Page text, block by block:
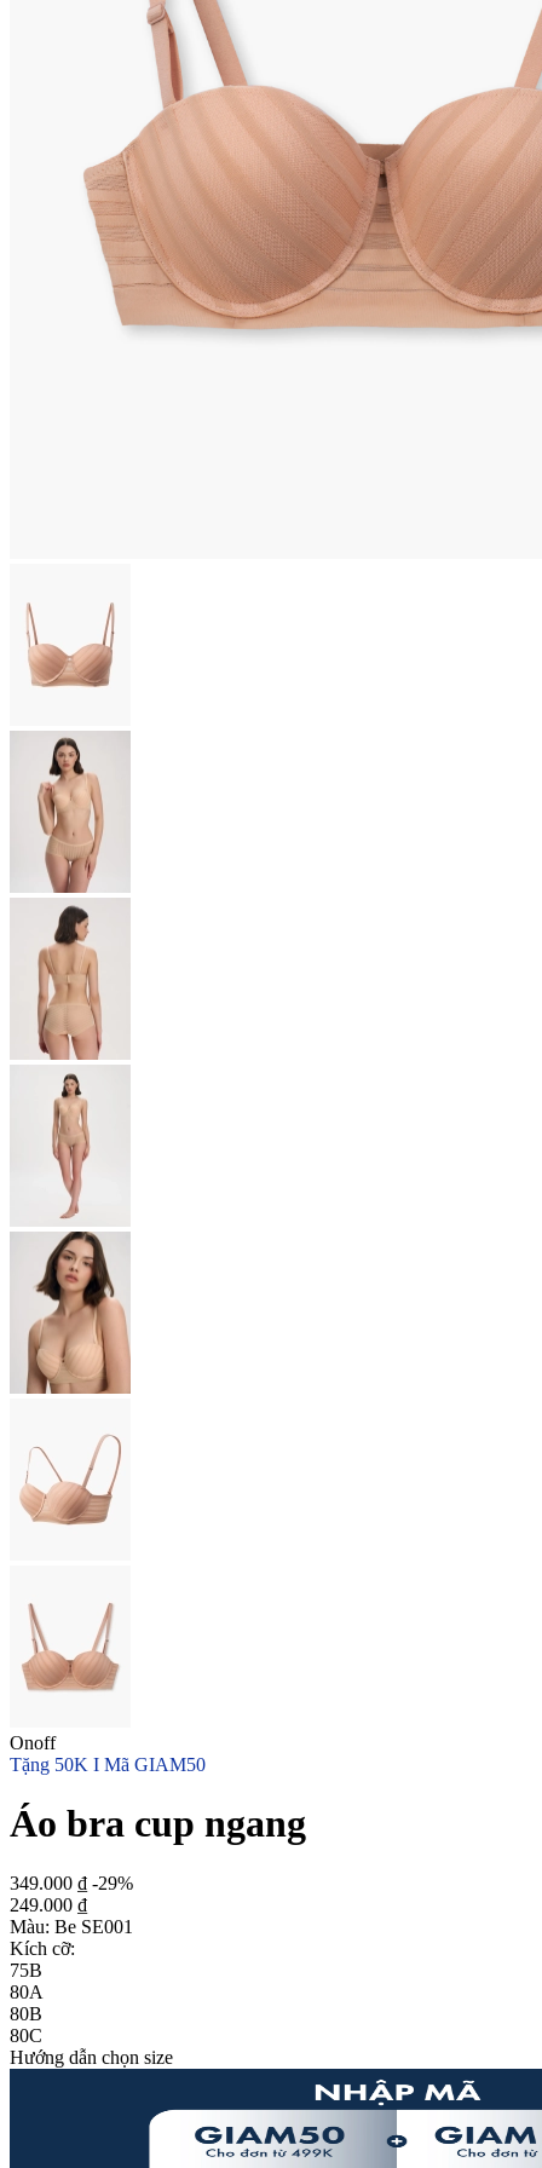
Onoff
Tặng 50K I Mã GIAM50
Áo bra cup ngang
349.000 ₫ -29%
249.000 ₫
Màu: Be SE001
Kích cỡ:
75B
80A
80B
80C
Hướng dẫn chọn size